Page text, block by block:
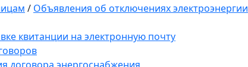
/ Объявления об отключениях электроэнергии
квитанции на электронную почту